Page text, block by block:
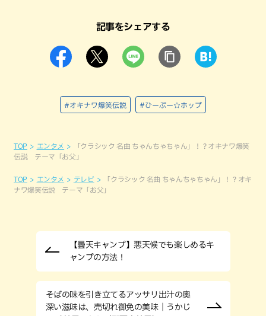
記事をシェアする
#オキナワ爆笑伝説 #ひーぷー☆ホップ
TOP エンタメ
「クラシック 名曲 ちゃんちゃちゃん」！？オキナワ爆笑
伝説 テーマ「お父」
TOP エンタメ テレビ
「クラシック 名曲 ちゃんちゃちゃん」！？オキ
ナワ爆笑伝説 テーマ「お父」
【曇天キャンプ】悪天候でも楽しめるキ
ャンプの方法！
そばの味を引き立てるアッサリ出汁の奥
深い滋味は、売切れ御免の美味｜うかじ